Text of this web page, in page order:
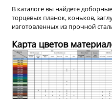
В каталоге вы найдете
торцевых планок, коньков,
изготовленных из прочной
Карта цветов